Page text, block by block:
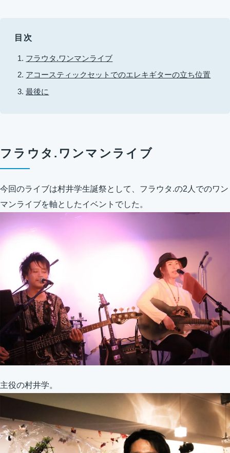
目次
フラウタ.ワンマンライブ
アコースティックセットでのエレキギターの立ち位置
最後に
フラウタ.ワンマンライブ
今回のライブは村井学生誕祭として、フラウタ.の2人でのワン
マンライブを軸としたイベントでした。
主役の村井学。